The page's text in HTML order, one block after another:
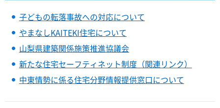
子どもの転落事故への対応について
やまなしKAITEKI住宅について
山梨県建築関係施策推進協議会
新たな住宅セーフティネット制度（関連リンク）
中東情勢に係る住宅分野情報提供窓口について